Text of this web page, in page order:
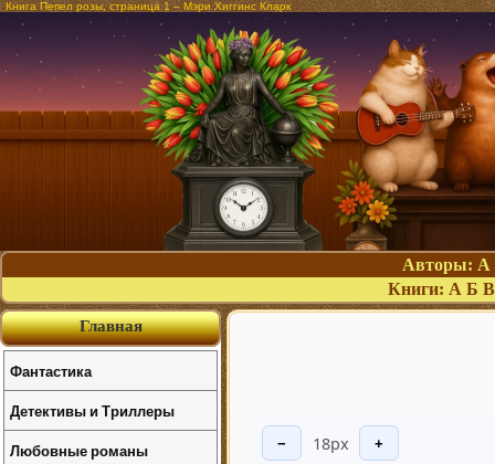
Книга Пепел розы, страница 1 – Мэри Хиггинс Кларк
Авторы: А
Книги: А Б В
− 18px +
Главная
Фантастика
Детективы и Триллеры
Любовные романы